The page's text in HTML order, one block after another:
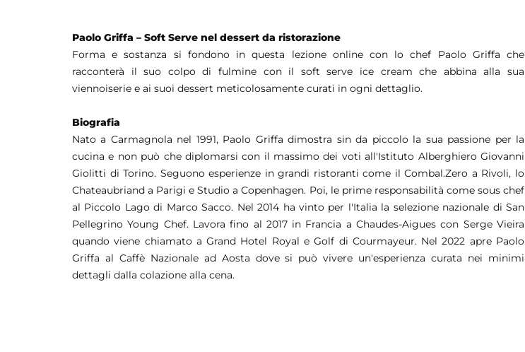
Paolo Griffa – Soft Serve nel dessert da ristorazione
Forma e sostanza si fondono in questa lezione online con lo chef Paolo Griffa che
racconterà il suo colpo di fulmine con il soft serve ice cream che abbina alla sua
viennoiserie e ai suoi dessert meticolosamente curati in ogni dettaglio.
Biografia
Nato a Carmagnola nel 1991, Paolo Griffa dimostra sin da piccolo la sua passione per la
cucina e non può che diplomarsi con il massimo dei voti all'Istituto Alberghiero Giovanni
Giolitti di Torino. Seguono esperienze in grandi ristoranti come il Combal.Zero a Rivoli, lo
Chateaubriand a Parigi e Studio a Copenhagen. Poi, le prime responsabilità come sous chef
al Piccolo Lago di Marco Sacco. Nel 2014 ha vinto per l'Italia la selezione nazionale di San
Pellegrino Young Chef. Lavora fino al 2017 in Francia a Chaudes-Aigues con Serge Vieira
quando viene chiamato a Grand Hotel Royal e Golf di Courmayeur. Nel 2022 apre Paolo
Griffa al Caffè Nazionale ad Aosta dove si può vivere un'esperienza curata nei minimi
dettagli dalla colazione alla cena.